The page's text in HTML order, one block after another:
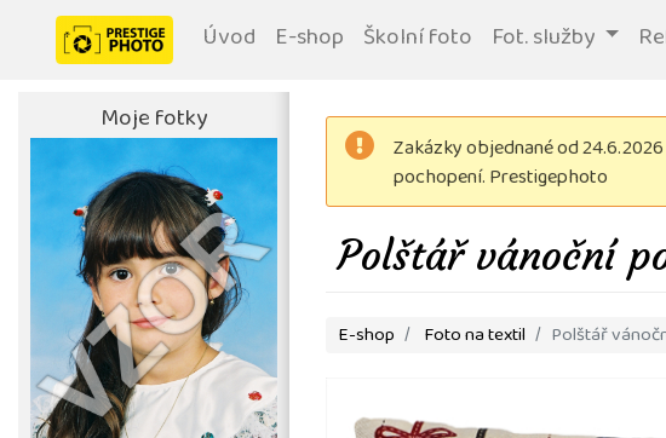
Úvod E-shop Školní foto Fot. služby
Moje fotky
Zakázky objednané od
pochopení. Prestigephoto
Polštář vánoční
E-shop Foto na textil Polštář